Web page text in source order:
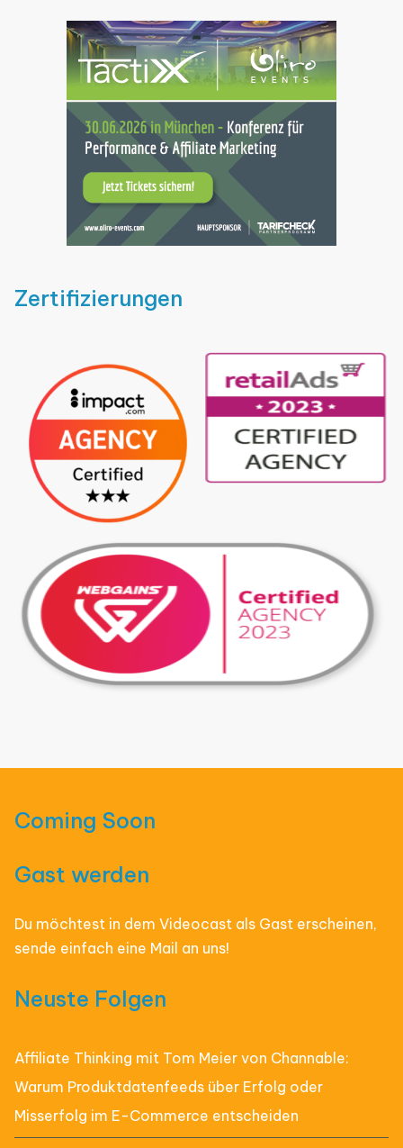
Zertifizierungen
Coming Soon
Gast werden
Du möchtest in dem Videocast als Gast erscheinen,
sende einfach eine Mail an uns!
Neuste Folgen
Affiliate Thinking mit Tom Meier von Channable:
Warum Produktdatenfeeds über Erfolg oder
Misserfolg im E-Commerce entscheiden